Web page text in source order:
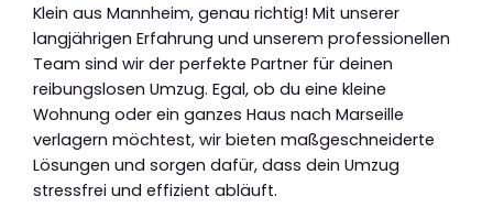
Klein aus Mannheim, genau richtig! Mit unserer
langjährigen Erfahrung und unserem professionellen
Team sind wir der perfekte Partner für deinen
reibungslosen Umzug. Egal, ob du eine kleine
Wohnung oder ein ganzes Haus nach Marseille
verlagern möchtest, wir bieten maßgeschneiderte
Lösungen und sorgen dafür, dass dein Umzug
stressfrei und effizient abläuft.